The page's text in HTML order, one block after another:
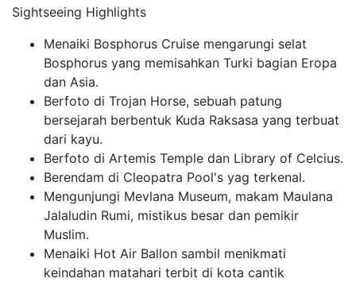
Sightseeing Highlights
Menaiki Bosphorus Cruise mengarungi selat
Bosphorus yang memisahkan Turki bagian Eropa
dan Asia.
Berfoto di Trojan Horse, sebuah patung
bersejarah berbentuk Kuda Raksasa yang terbuat
dari kayu.
Berfoto di Artemis Temple dan Library of Celcius.
Berendam di Cleopatra Pool's yag terkenal.
Mengunjungi Mevlana Museum, makam Maulana
Jalaludin Rumi, mistikus besar dan pemikir
Muslim.
Menaiki Hot Air Ballon sambil menikmati
keindahan matahari terbit di kota cantik